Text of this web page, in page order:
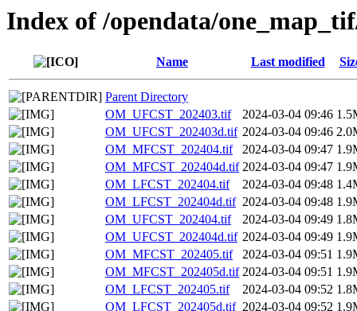
Index of /opendata/
Name Last modified
Parent Directory
OM_UFCST_202403.tif
2024-03-04 09:46
OM_UFCST_202403d.tif 2024-03-04 09:46
OM_MFCST_202404.tif
2024-03-04 09:47
OM_MFCST_202404d.tif 2024-03-04 09:47
OM_LFCST_202404.tif
2024-03-04 09:48
OM_LFCST_202404d.tif 2024-03-04 09:48
OM_UFCST_202404.tif
2024-03-04 09:49
OM_UFCST_202404d.tif 2024-03-04 09:49
OM_MFCST_202405.tif
2024-03-04 09:51
OM_MFCST_202405d.tif 2024-03-04 09:51
OM_LFCST_202405.tif
2024-03-04 09:52
OM_LFCST_202405d.tif 2024-03-04 09:52